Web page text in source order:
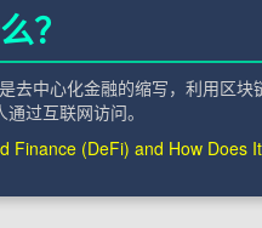
？
去中心化金融的缩写，利用区
过互联网访问。
Finance (DeFi) and How Does